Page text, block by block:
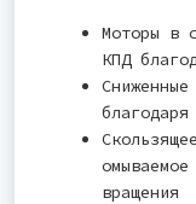
Моторы в
КПД
вращения